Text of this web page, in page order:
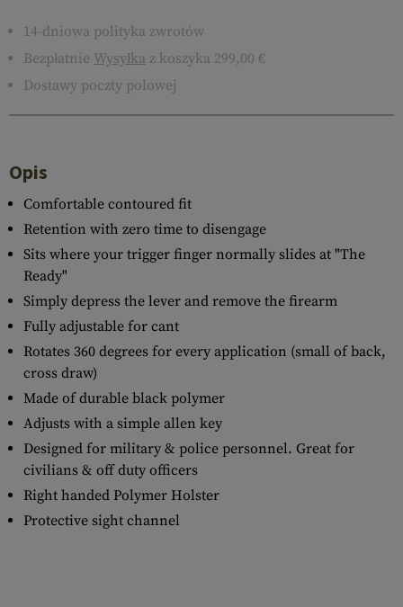
14-dniowa polityka zwrotów
Bezpłatnie Wysyłka z koszyka 299,00 €
Dostawy poczty polowej
Opis
Comfortable contoured fit
Retention with zero time to disengage
Sits where your trigger finger normally slides at "The
Ready"
Simply depress the lever and remove the firearm
Fully adjustable for cant
Rotates 360 degrees for every application (small of back,
cross draw)
Made of durable black polymer
Adjusts with a simple allen key
Designed for military & police personnel. Great for
civilians & off duty officers
Right handed Polymer Holster
Protective sight channel